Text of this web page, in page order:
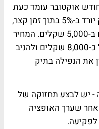
- מחיר פוט 1,430 לחודש אוקטובר עומד כעת
על כ-1,900 שקלים. במידה והשוק יורד ב-5% בתוך זמן קצר,
ההפסד התיאורטי על התיק יסתכם ב-5,000 שקלים. המחיר
של אותה האופציה צפוי לעמוד על כ-8,000 שקלים ולהניב
יאזן את הנפילה בתיק
- יש לבצע תחזוקה של
שערך האופציה